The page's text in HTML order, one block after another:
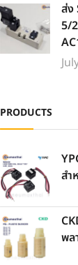
ส่ง
5/
PRODUCTS
สำ
พล